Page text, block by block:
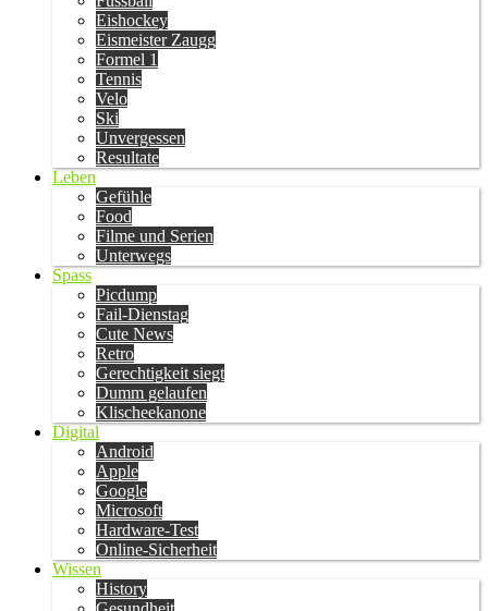
Eishockey
Eismeister Zaugg
Formel 1
Tennis
Velo
Ski
Unvergessen
Resultate
Leben
Gefühle
Food
Filme und Serien
Unterwegs
Spass
Picdump
Fail-Dienstag
Cute News
Retro
Gerechtigkeit siegt
Dumm gelaufen
Klischeekanone
Digital
Android
Apple
Google
Microsoft
Hardware-Test
Online-Sicherheit
Wissen
History